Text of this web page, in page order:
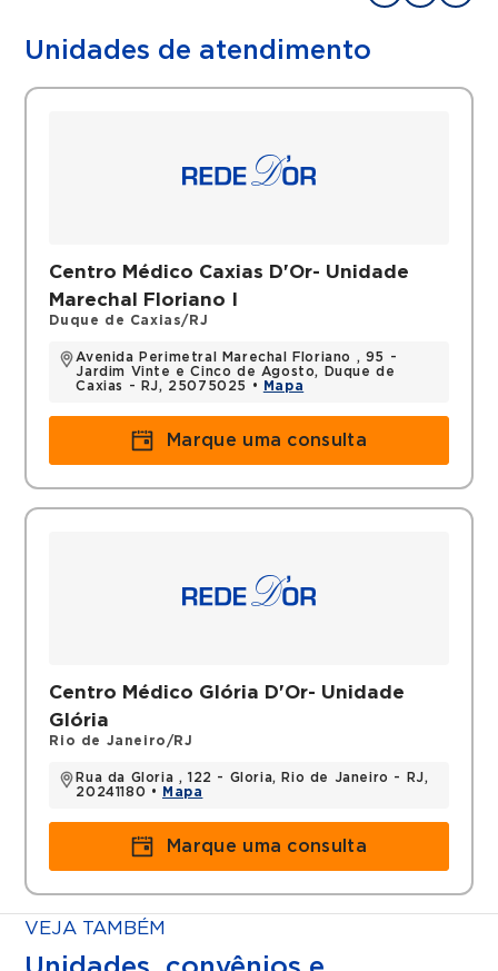
Unidades de atendimento
Centro Médico Caxias D'Or- Unidade
Marechal Floriano I
Duque de Caxias/RJ
Avenida Perimetral Marechal Floriano , 95 -
Jardim Vinte e Cinco de Agosto, Duque de
Caxias - RJ, 25075025 •
Mapa
Marque uma consulta
Centro Médico Glória D'Or- Unidade
Glória
Rio de Janeiro/RJ
Rua da Gloria , 122 - Gloria, Rio de Janeiro - RJ,
20241180 •
Mapa
Marque uma consulta
VEJA TAMBÉM